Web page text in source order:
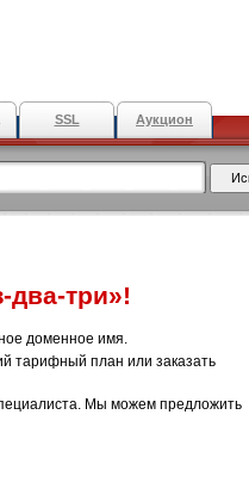
SSL Аукцион
два-три»!
доменное имя.
тарифный план или заказать
Мы можем предложить